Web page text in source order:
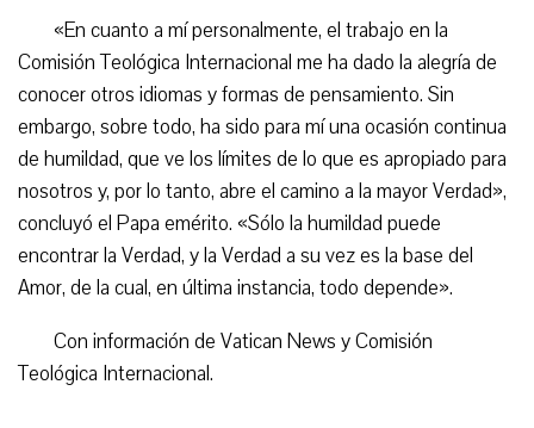
«En cuanto a mí personalmente, el trabajo en la
Comisión Teológica Internacional me ha dado la alegría de
conocer otros idiomas y formas de pensamiento. Sin
embargo, sobre todo, ha sido para mí una ocasión continua
de humildad, que ve los límites de lo que es apropiado para
nosotros y, por lo tanto, abre el camino a la mayor Verdad»,
concluyó el Papa emérito. «Sólo la humildad puede
encontrar la Verdad, y la Verdad a su vez es la base del
Amor, de la cual, en última instancia, todo depende».
Con información de Vatican News y Comisión
Teológica Internacional.